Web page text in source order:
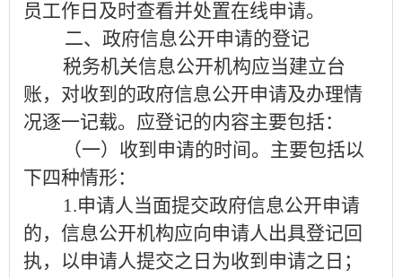
员工作日及时查看并处置在线申请。
二、政府信息公开申请的登记
税务机关信息公开机构应当建立台
账，对收到的政府信息公开申请及办理情
况逐一记载。应登记的内容主要包括：
（一）收到申请的时间。 主要包括以
下四种情形：
1.申请人当面提交政府信息公开申请
的，信息公开机构应向申请人出具登记回
执，以申请人提交之日为收到申请之日；